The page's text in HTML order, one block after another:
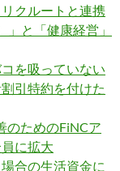
クルートと連携
」と「健康経営」
を吸っていない
引特約を付けた
のためのFiNCア
に拡大
合の生活資金に